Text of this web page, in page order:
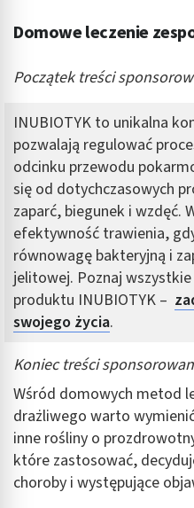
Domowe leczenie
Początek treści
INUBIOTYK to unikalna
pozwalają regulować
odcinku przewodu
się od dotychczasowych
zaparć, biegunek i wzdęć.
efektywność trawienia,
równowagę bakteryjną i
jelitowej. Poznaj
produktu INUBIOTYK –
swojego życia.
Koniec treści
Wśród domowych metod
drażliwego warto
inne rośliny o
które zastosować,
choroby i występujące